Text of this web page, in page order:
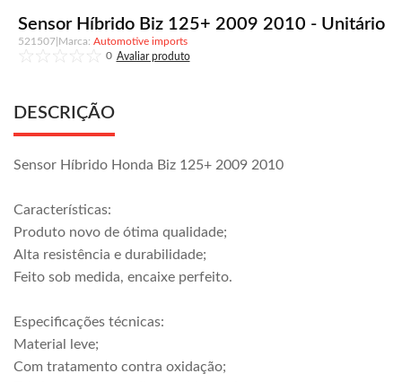
Sensor Híbrido Biz 125+ 2009 2010 - Unitário
521507|
Automotive imports
0
DESCRIÇÃO
Sensor Híbrido Honda Biz 125+ 2009 2010
Características:
Produto novo de ótima qualidade;
Alta resistência e durabilidade;
Feito sob medida, encaixe perfeito.
Especificações técnicas:
Material leve;
Com tratamento contra oxidação;